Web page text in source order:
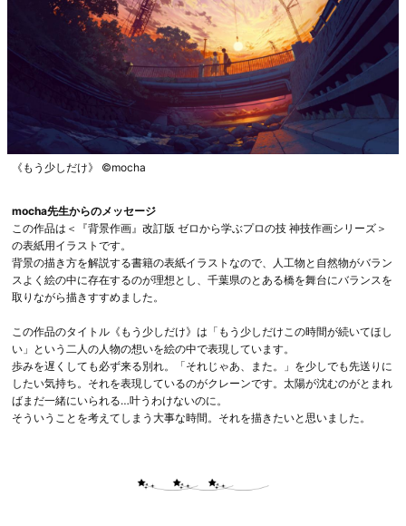
《もう少しだけ》 ©️mocha
mocha先生からのメッセージ
この作品は＜『背景作画』改訂版 ゼロから学ぶプロの技 神技作画シリーズ＞
の表紙用イラストです。
背景の描き方を解説する書籍の表紙イラストなので、人工物と自然物がバラン
スよく絵の中に存在するのが理想とし、千葉県のとある橋を舞台にバランスを
取りながら描きすすめました。
この作品のタイトル《もう少しだけ》は「もう少しだけこの時間が続いてほし
い」という二人の人物の想いを絵の中で表現しています。
歩みを遅くしても必ず来る別れ。「それじゃあ、また。」を少しでも先送りに
したい気持ち。それを表現しているのがクレーンです。太陽が沈むのがとまれ
ばまだ一緒にいられる…叶うわけないのに。
そういうことを考えてしまう大事な時間。それを描きたいと思いました。